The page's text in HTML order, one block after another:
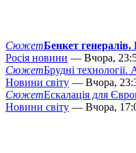
СюжетБенкет
Росія новини — Вчора,
СюжетБрудні
Новини світу — Вчора,
СюжетЕскалація для
Новини світу — Вчора,